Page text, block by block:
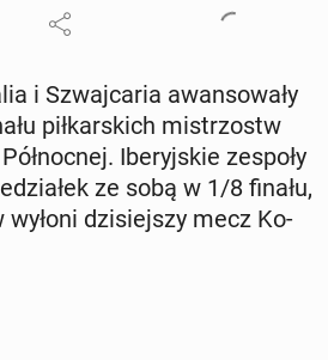
i Szwaj­ca­ria awan­so­wa­ły
pił­kar­skich mi­strzostw
Ibe­ryj­skie zespoły
ze sobą w 1/8 finału,
wyłoni dzi­siej­szy mecz Ko­